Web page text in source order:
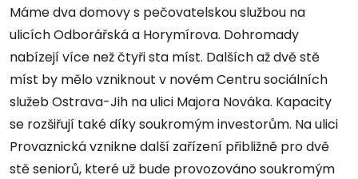
Máme dva domovy s pečovatelskou službou na
ulicích Odborářská a Horymírova. Dohromady
nabízejí více než čtyři sta míst. Dalších až dvě stě
míst by mělo vzniknout v novém Centru sociálních
služeb Ostrava-Jih na ulici Majora Nováka. Kapacity
se rozšiřují také díky soukromým investorům. Na ulici
Provaznická vznikne další zařízení přibližně pro dvě
stě seniorů, které už bude provozováno soukromým